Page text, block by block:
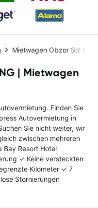
Mietwagen Obzor Sol
| Mietwagen
Finden Sie
Autovermietung in
Sie nicht weiter, wir
zwischen mehreren
Bay Resort Hotel
✓ Keine versteckten
Kilometer ✓ 7
Stornierungen